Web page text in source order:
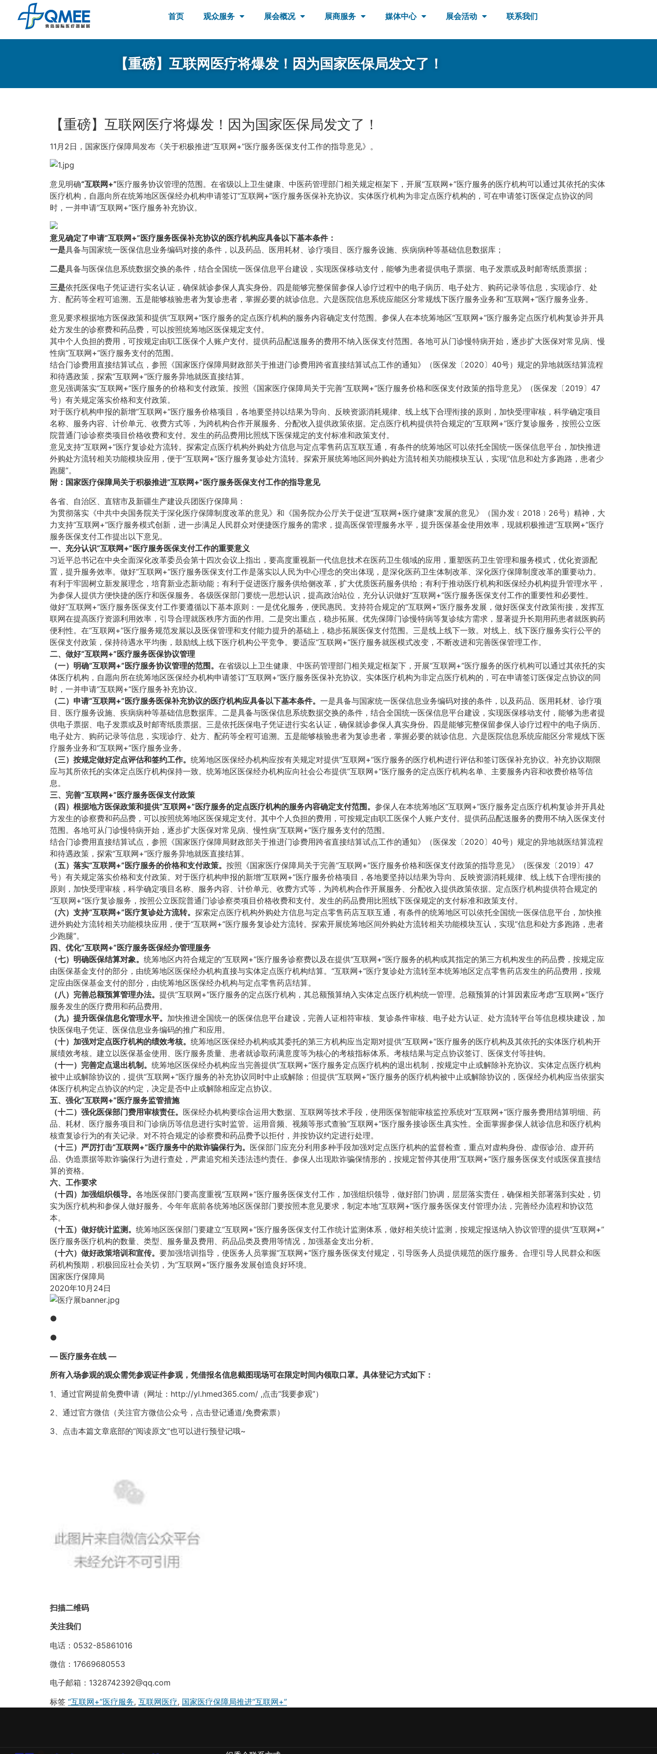
首页 观众服务 展会概况 展商服务 媒体中心 展会活动 联系我们
【重磅】互联网医疗将爆发！因为国家医保局发文了！
【重磅】互联网医疗将爆发！因为国家医保局发文了！
11月2日，国家医疗保障局发布《关于积极推进“互联网+”医疗服务医保支付工作的指导意见》。
意见明确“互联网+”医疗服务协议管理的范围。在省级以上卫生健康、中医药管理部门相关规定框架下，开展“互联网+”医疗服务的医疗机构可以通过其依托的实体
医疗机构，自愿向所在统筹地区医保经办机构申请签订“互联网+”医疗服务医保补充协议。实体医疗机构为非定点医疗机构的，可在申请签订医保定点协议的同
时，一并申请“互联网+”医疗服务补充协议。
意见确定了申请“互联网+”医疗服务医保补充协议的医疗机构应具备以下基本条件：
一是具备与国家统一医保信息业务编码对接的条件，以及药品、医用耗材、诊疗项目、医疗服务设施、疾病病种等基础信息数据库；
二是具备与医保信息系统数据交换的条件，结合全国统一医保信息平台建设，实现医保移动支付，能够为患者提供电子票据、电子发票或及时邮寄纸质票据；
三是依托医保电子凭证进行实名认证，确保就诊参保人真实身份。四是能够完整保留参保人诊疗过程中的电子病历、电子处方、购药记录等信息，实现诊疗、处
方、配药等全程可追溯。五是能够核验患者为复诊患者，掌握必要的就诊信息。六是医院信息系统应能区分常规线下医疗服务业务和“互联网+”医疗服务业务。
意见要求根据地方医保政策和提供“互联网+”医疗服务的定点医疗机构的服务内容确定支付范围。参保人在本统筹地区“互联网+”医疗服务定点医疗机构复诊并开具
处方发生的诊察费和药品费，可以按照统筹地区医保规定支付。
其中个人负担的费用，可按规定由职工医保个人账户支付。提供药品配送服务的费用不纳入医保支付范围。各地可从门诊慢特病开始，逐步扩大医保对常见病、慢
性病“互联网+”医疗服务支付的范围。
结合门诊费用直接结算试点，参照《国家医疗保障局财政部关于推进门诊费用跨省直接结算试点工作的通知》（医保发〔2020〕40号）规定的异地就医结算流程
和待遇政策，探索“互联网+”医疗服务异地就医直接结算。
意见强调落实“互联网+”医疗服务的价格和支付政策。按照《国家医疗保障局关于完善“互联网+”医疗服务价格和医保支付政策的指导意见》（医保发〔2019〕47
号）有关规定落实价格和支付政策。
对于医疗机构申报的新增“互联网+”医疗服务价格项目，各地要坚持以结果为导向、反映资源消耗规律、线上线下合理衔接的原则，加快受理审核，科学确定项目
名称、服务内容、计价单元、收费方式等，为跨机构合作开展服务、分配收入提供政策依据。定点医疗机构提供符合规定的“互联网+”医疗复诊服务，按照公立医
院普通门诊诊察类项目价格收费和支付。发生的药品费用比照线下医保规定的支付标准和政策支付。
意见支持“互联网+”医疗复诊处方流转。探索定点医疗机构外购处方信息与定点零售药店互联互通，有条件的统筹地区可以依托全国统一医保信息平台，加快推进
外购处方流转相关功能模块应用，便于“互联网+”医疗服务复诊处方流转。探索开展统筹地区间外购处方流转相关功能模块互认，实现“信息和处方多跑路，患者少
跑腿”。
附： 国家医疗保障局关于积极推进“互联网+”医疗服务医保支付工作的指导意见
各省、自治区、直辖市及新疆生产建设兵团医疗保障局：
为贯彻落实《中共中央国务院关于深化医疗保障制度改革的意见》和《国务院办公厅关于促进“互联网+医疗健康”发展的意见》（国办发﹝2018﹞26号）精神，大
力支持“互联网+”医疗服务模式创新，进一步满足人民群众对便捷医疗服务的需求，提高医保管理服务水平，提升医保基金使用效率，现就积极推进“互联网+”医疗
服务医保支付工作提出以下意见。
一、充分认识“互联网+”医疗服务医保支付工作的重要意义
习近平总书记在中央全面深化改革委员会第十四次会议上指出，要高度重视新一代信息技术在医药卫生领域的应用，重塑医药卫生管理和服务模式，优化资源配
置，提升服务效率。做好“互联网+”医疗服务医保支付工作是落实以人民为中心理念的突出体现，是深化医药卫生体制改革、深化医疗保障制度改革的重要动力。
有利于牢固树立新发展理念，培育新业态新动能；有利于促进医疗服务供给侧改革，扩大优质医药服务供给；有利于推动医疗机构和医保经办机构提升管理水平，
为参保人提供方便快捷的医疗和医保服务。各级医保部门要统一思想认识，提高政治站位，充分认识做好“互联网+”医疗服务医保支付工作的重要性和必要性。
做好“互联网+”医疗服务医保支付工作要遵循以下基本原则：一是优化服务，便民惠民。支持符合规定的“互联网+”医疗服务发展，做好医保支付政策衔接，发挥互
联网在提高医疗资源利用效率，引导合理就医秩序方面的作用。二是突出重点，稳步拓展。优先保障门诊慢特病等复诊续方需求，显著提升长期用药患者就医购药
便利性。在“互联网+”医疗服务规范发展以及医保管理和支付能力提升的基础上，稳步拓展医保支付范围。三是线上线下一致。对线上、线下医疗服务实行公平的
医保支付政策，保持待遇水平均衡，鼓励线上线下医疗机构公平竞争。要适应“互联网+”医疗服务就医模式改变，不断改进和完善医保管理工作。
二、做好“互联网+”医疗服务医保协议管理
（一）明确“互联网+”医疗服务协议管理的范围。 在省级以上卫生健康、中医药管理部门相关规定框架下，开展“互联网+”医疗服务的医疗机构可以通过其依托的实
体医疗机构，自愿向所在统筹地区医保经办机构申请签订“互联网+”医疗服务医保补充协议。实体医疗机构为非定点医疗机构的，可在申请签订医保定点协议的同
时，一并申请“互联网+”医疗服务补充协议。
（二）申请“互联网+”医疗服务医保补充协议的医疗机构应具备以下基本条件。 一是具备与国家统一医保信息业务编码对接的条件，以及药品、医用耗材、诊疗项
目、医疗服务设施、疾病病种等基础信息数据库。二是具备与医保信息系统数据交换的条件，结合全国统一医保信息平台建设，实现医保移动支付，能够为患者提
供电子票据、电子发票或及时邮寄纸质票据。三是依托医保电子凭证进行实名认证，确保就诊参保人真实身份。四是能够完整保留参保人诊疗过程中的电子病历、
电子处方、购药记录等信息，实现诊疗、处方、配药等全程可追溯。五是能够核验患者为复诊患者，掌握必要的就诊信息。六是医院信息系统应能区分常规线下医
疗服务业务和“互联网+”医疗服务业务。
（三）按规定做好定点评估和签约工作。 统筹地区医保经办机构应按有关规定对提供“互联网+”医疗服务的医疗机构进行评估和签订医保补充协议。补充协议期限
应与其所依托的实体定点医疗机构保持一致。统筹地区医保经办机构应向社会公布提供“互联网+”医疗服务的定点医疗机构名单、主要服务内容和收费价格等信
息。
三、完善“互联网+”医疗服务医保支付政策
（四）根据地方医保政策和提供“互联网+”医疗服务的定点医疗机构的服务内容确定支付范围。 参保人在本统筹地区“互联网+”医疗服务定点医疗机构复诊并开具处
方发生的诊察费和药品费，可以按照统筹地区医保规定支付。其中个人负担的费用，可按规定由职工医保个人账户支付。提供药品配送服务的费用不纳入医保支付
范围。各地可从门诊慢特病开始，逐步扩大医保对常见病、慢性病“互联网+”医疗服务支付的范围。
结合门诊费用直接结算试点，参照《国家医疗保障局财政部关于推进门诊费用跨省直接结算试点工作的通知》（医保发〔2020〕40号）规定的异地就医结算流程
和待遇政策，探索“互联网+”医疗服务异地就医直接结算。
（五）落实“互联网+”医疗服务的价格和支付政策。 按照《国家医疗保障局关于完善“互联网+”医疗服务价格和医保支付政策的指导意见》（医保发〔2019〕47
号）有关规定落实价格和支付政策。对于医疗机构申报的新增“互联网+”医疗服务价格项目，各地要坚持以结果为导向、反映资源消耗规律、线上线下合理衔接的
原则，加快受理审核，科学确定项目名称、服务内容、计价单元、收费方式等，为跨机构合作开展服务、分配收入提供政策依据。定点医疗机构提供符合规定的
“互联网+”医疗复诊服务，按照公立医院普通门诊诊察类项目价格收费和支付。发生的药品费用比照线下医保规定的支付标准和政策支付。
（六）支持“互联网+”医疗复诊处方流转。 探索定点医疗机构外购处方信息与定点零售药店互联互通，有条件的统筹地区可以依托全国统一医保信息平台，加快推
进外购处方流转相关功能模块应用，便于“互联网+”医疗服务复诊处方流转。探索开展统筹地区间外购处方流转相关功能模块互认，实现“信息和处方多跑路，患者
少跑腿”。
四、优化“互联网+”医疗服务医保经办管理服务
（七）明确医保结算对象。 统筹地区内符合规定的“互联网+”医疗服务诊察费以及在提供“互联网+”医疗服务的机构或其指定的第三方机构发生的药品费，按规定应
由医保基金支付的部分，由统筹地区医保经办机构直接与实体定点医疗机构结算。“互联网+”医疗复诊处方流转至本统筹地区定点零售药店发生的药品费用，按规
定应由医保基金支付的部分，由统筹地区医保经办机构与定点零售药店结算。
（八）完善总额预算管理办法。 提供“互联网+”医疗服务的定点医疗机构，其总额预算纳入实体定点医疗机构统一管理。总额预算的计算因素应考虑“互联网+”医疗
服务发生的医疗费用和药品费用。
（九）提升医保信息化管理水平。 加快推进全国统一的医保信息平台建设，完善人证相符审核、复诊条件审核、电子处方认证、处方流转平台等信息模块建设，加
快医保电子凭证、医保信息业务编码的推广和应用。
（十）加强对定点医疗机构的绩效考核。 统筹地区医保经办机构或其委托的第三方机构应当定期对提供“互联网+”医疗服务的医疗机构及其依托的实体医疗机构开
展绩效考核。建立以医保基金使用、医疗服务质量、患者就诊取药满意度等为核心的考核指标体系。考核结果与定点协议签订、医保支付等挂钩。
（十一）完善定点退出机制。 统筹地区医保经办机构应当完善提供“互联网+”医疗服务定点医疗机构的退出机制，按规定中止或解除补充协议。实体定点医疗机构
被中止或解除协议的，提供“互联网+”医疗服务的补充协议同时中止或解除；但提供“互联网+”医疗服务的医疗机构被中止或解除协议的，医保经办机构应当依据实
体医疗机构定点协议的约定，决定是否中止或解除相应定点协议。
五、强化“互联网+”医疗服务监管措施
（十二）强化医保部门费用审核责任。 医保经办机构要综合运用大数据、互联网等技术手段，使用医保智能审核监控系统对“互联网+”医疗服务费用结算明细、药
品、耗材、医疗服务项目和门诊病历等信息进行实时监管。运用音频、视频等形式查验“互联网+”医疗服务接诊医生真实性。全面掌握参保人就诊信息和医疗机构
核查复诊行为的有关记录。对不符合规定的诊察费和药品费予以拒付，并按协议约定进行处理。
（十三）严厉打击“互联网+”医疗服务中的欺诈骗保行为。 医保部门应充分利用多种手段加强对定点医疗机构的监督检查，重点对虚构身份、虚假诊治、虚开药
品、伪造票据等欺诈骗保行为进行查处，严肃追究相关违法违约责任。参保人出现欺诈骗保情形的，按规定暂停其使用“互联网+”医疗服务医保支付或医保直接结
算的资格。
六、工作要求
（十四）加强组织领导。 各地医保部门要高度重视“互联网+”医疗服务医保支付工作，加强组织领导，做好部门协调，层层落实责任，确保相关部署落到实处，切
实为医疗机构和参保人做好服务。今年年底前各统筹地区医保部门要按照本意见要求，制定本地“互联网+”医疗服务医保支付管理办法，完善经办流程和协议范
本。
（十五）做好统计监测。 统筹地区医保部门要建立“互联网+”医疗服务医保支付工作统计监测体系，做好相关统计监测，按规定报送纳入协议管理的提供“互联网+”
医疗服务医疗机构的数量、类型、服务量及费用、药品品类及费用等情况，加强基金支出分析。
（十六）做好政策培训和宣传。 要加强培训指导，使医务人员掌握“互联网+”医疗服务医保支付规定，引导医务人员提供规范的医疗服务。合理引导人民群众和医
药机构预期，积极回应社会关切，为“互联网+”医疗服务发展创造良好环境。
国家医疗保障局
2020年10月24日
●
●
— 医疗服务在线 —
所有入场参观的观众需凭参观证件参观，凭借报名信息截图现场可在限定时间内领取口罩。具体登记方式如下：
1、通过官网提前免费申请（网址：http://yl.hmed365.com/ ,点击“我要参观”）
2、通过官方微信（关注官方微信公众号，点击登记通道/免费索票）
3、点击本篇文章底部的“阅读原文”也可以进行预登记哦~
扫描二维码
关注我们
电话：0532-85861016
微信：17669680553
电子邮箱：1328742392@qq.com
标签 “互联网+”医疗服务, 互联网医疗, 国家医疗保障局推进“互联网+”